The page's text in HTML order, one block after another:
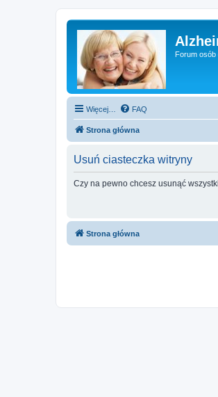
Forum osób
Więcej… FAQ
Strona główna
Usuń ciasteczka witryny
Czy na pewno chcesz usunąć
Strona główna